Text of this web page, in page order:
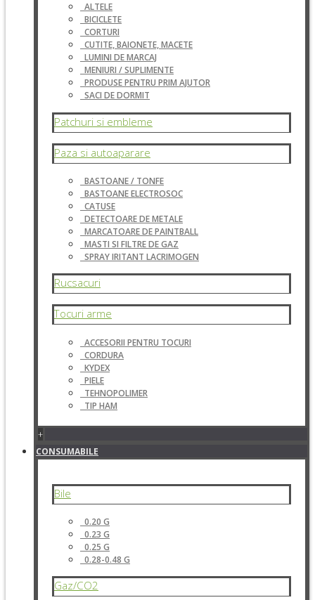
ALTELE
BICICLETE
CORTURI
CUTITE, BAIONETE, MACETE
LUMINI DE MARCAJ
MENIURI / SUPLIMENTE
PRODUSE PENTRU PRIM AJUTOR
SACI DE DORMIT
Patchuri si embleme
Paza si autoaparare
BASTOANE / TONFE
BASTOANE ELECTROSOC
CATUSE
DETECTOARE DE METALE
MARCATOARE DE PAINTBALL
MASTI SI FILTRE DE GAZ
SPRAY IRITANT LACRIMOGEN
Rucsacuri
Tocuri arme
ACCESORII PENTRU TOCURI
CORDURA
KYDEX
PIELE
TEHNOPOLIMER
TIP HAM
+
CONSUMABILE
Bile
0.20 G
0.23 G
0.25 G
0.28-0.48 G
Gaz/CO2